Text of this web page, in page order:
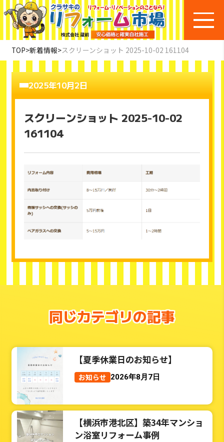
TOP>新着情報>スクリーンショット 2025-10-02 161104
2025年10月2日
スクリーンショット 2025-10-02
161104
同じカテゴリの記事
【夏季休業日のお知らせ】
お知らせ 2026年8月7日
【横浜市港北区】築34年マンショ
ン浴室リフォーム事例